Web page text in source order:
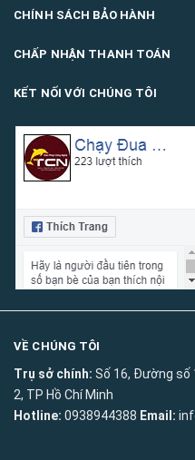
CHÍNH SÁCH BẢO HÀNH
CHẤP NHẬN THANH TOÁN
KẾT NỐI VỚI CHÚNG TÔI
VỀ CHÚNG TÔI
Trụ sở chính: Số 16, Đường số
2, TP Hồ Chí Minh
Hotline: 0938944388 Email: